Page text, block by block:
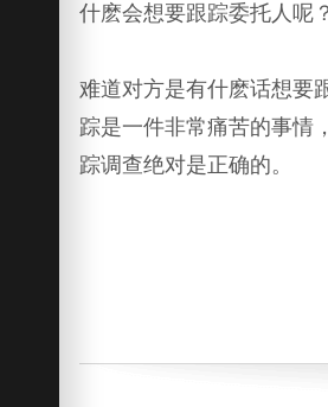
什麽会想要跟踪委托人呢？
难道对方是有什麽话想要
踪是一件非常痛苦的事情
踪调查绝对是正确的。